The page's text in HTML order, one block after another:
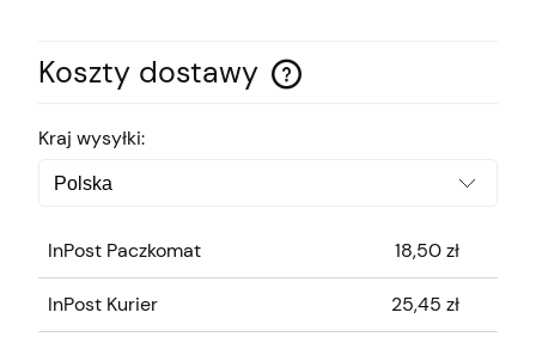
Koszty dostawy
Cena nie zawiera ewentualnych kosztów płatności
Kraj wysyłki:
InPost Paczkomat 18,50 zł
InPost Kurier 25,45 zł